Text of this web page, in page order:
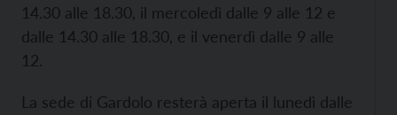
14.30 alle 18.30, il mercoledì dalle 9 alle 12 e
dalle 14.30 alle 18.30, e il venerdì dalle 9 alle
12.
La sede di Gardolo resterà aperta il lunedì dalle